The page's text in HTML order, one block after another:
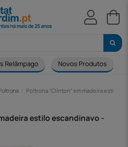
Relâmpago Novos Produtos
Poltrona "Clinton" em madeira estilo
estilo escandinavo -